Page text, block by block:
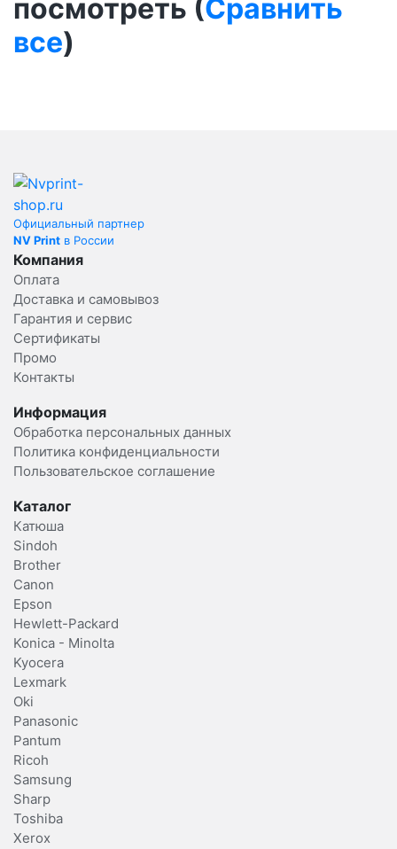
посмотреть (Сравнить
все)
Официальный партнер
NV Print в России
Компания
Оплата
Доставка и самовывоз
Гарантия и сервис
Сертификаты
Промо
Контакты
Информация
Обработка персональных данных
Политика конфиденциальности
Пользовательское соглашение
Каталог
Катюша
Sindoh
Brother
Canon
Epson
Hewlett-Packard
Konica - Minolta
Kyocera
Lexmark
Oki
Panasonic
Pantum
Ricoh
Samsung
Sharp
Toshiba
Xerox